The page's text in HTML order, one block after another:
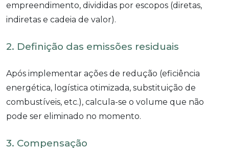
empreendimento, divididas por escopos (diretas,
indiretas e cadeia de valor).
2. Definição das emissões residuais
Após implementar ações de redução (eficiência
energética, logística otimizada, substituição de
combustíveis, etc.), calcula-se o volume que não
pode ser eliminado no momento.
3. Compensação